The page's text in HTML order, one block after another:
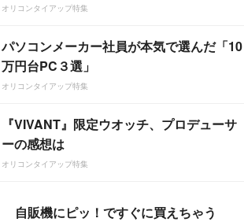
オリコンタイアップ特集
パソコンメーカー社員が本気で選んだ「10
万円台PC３選」
オリコンタイアップ特集
『VIVANT』限定ウオッチ、プロデューサ
ーの感想は
オリコンタイアップ特集
自販機にピッ！ですぐに買えちゃう